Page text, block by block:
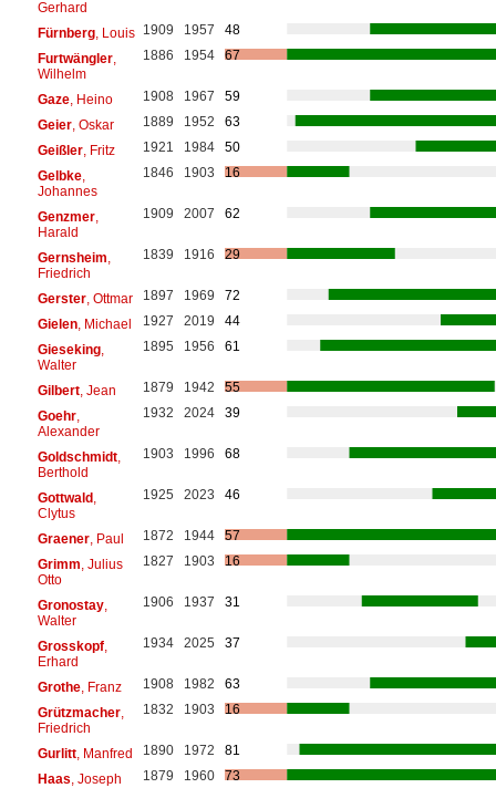
Gerhard
Fürnberg, Louis 1909 1957
48
Furtwängler,
Wilhelm
1886 1954 67
Gaze, Heino 1908 1967
59
Geier, Oskar 1889 1952
63
Geißler, Fritz 1921 1984
50
Gelbke,
Johannes
1846 1903 16
Genzmer,
Harald
1909 2007 62
Gernsheim
Friedrich
1839 1916 29
Gerster, Ottmar 1897 1969
72
Gielen, Michael 1927 2019
44
Gieseking,
Walter
1895 1956 61
Gilbert, Jean 1879 1942
55
Goehr,
Alexander
1932 2024 39
Goldschmidt,
Berthold
1903 1996 68
Gottwald,
Clytus
1925 2023 46
Graener, Paul 1872 1944
57
Grimm , Julius
Otto
1827 1903 16
Gronostay,
Walter
1906 1937 31
Grosskopf,
Erhard
1934 2025 37
Grothe, Franz 1908 1982
63
Grützmacher,
Friedrich
1832 1903 16
Gurlitt, Manfred 1890 1972
81
Haas , Joseph 1879 1960
73